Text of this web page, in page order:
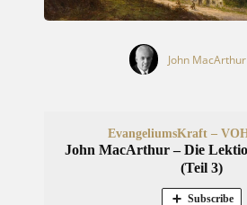
John MacArthur